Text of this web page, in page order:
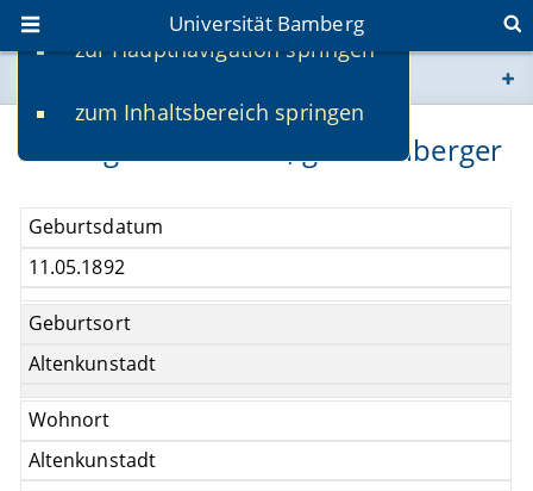
zur Hauptnavigation springen
zum Inhaltsbereich springen
Universität Bamberg
www.uni-bamberg.de
fis.uni-bamberg.de
Hedwig Liebermann, geb. Zeilberger
Geburtsdatum
11.05.1892
Geburtsort
Altenkunstadt
Wohnort
Altenkunstadt